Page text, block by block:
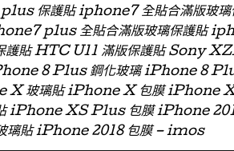
保護貼 iphone7 全貼合滿版玻璃
plus 全貼合滿版玻璃保護貼
HTC U11 滿版保護貼 Sony
8 Plus 鋼化玻璃 iPhone 8
玻璃貼 iPhone X 包膜 iPhone
XS Plus 包膜 iPhone
璃貼 iPhone 2018 包膜 – imos